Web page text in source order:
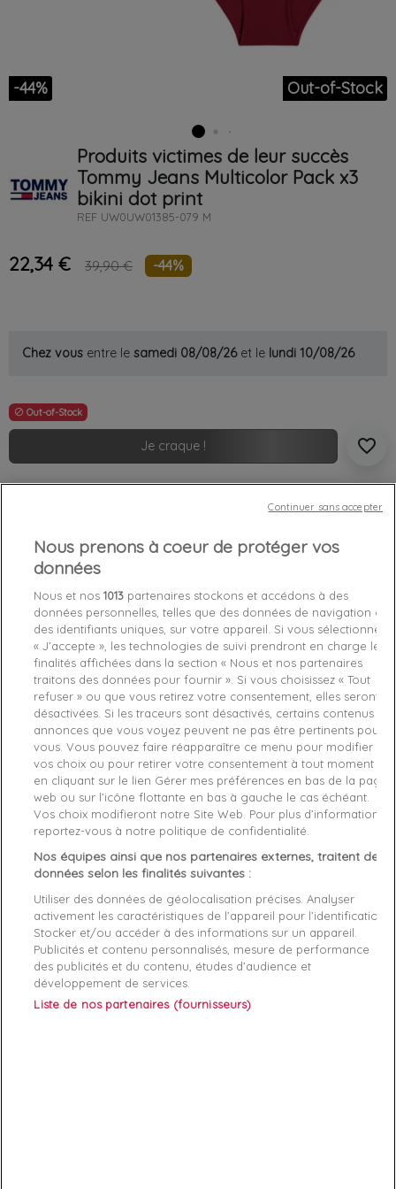
-44% Out-of-Stock
Produits victimes de leur succès
Tommy Jeans Multicolor Pack x3
bikini dot print
REF UW0UW01385-079 M
22,34 € 39,90 € -44%
Chez vous entre le samedi 08/08/26et le lundi 10/08/26
 Out-of-Stock
Je craque ! favorite_border
Caractéristiques produit
Détails du produit Fabriquant
Référence UW0UW01385-079 M
Fiche technique
Couleur Multicolor
Matière Coton
Genre Femme
Rayon Vetement
Démarque 44 %
Références spécifiques
EAN-13 8719859621916
Nous prenons à coeur de protéger vos
données
Nous et nos1013 partenaires stockons et accédons à des
données personnelles, telles que des données de navigation ou
des identifiants uniques, sur votre appareil. Si vous sélectionnez
« J’accepte », les technologies de suivi prendront en charge les
finalités affichées dans la section « Nous et nos partenaires
traitons des données pour fournir ». Si vous choisissez « Tout
refuser » ou que vous retirez votre consentement, elles seront
désactivées. Si les traceurs sont désactivés, certains contenus et
annonces que vous voyez peuvent ne pas être pertinents pour
vous. Vous pouvez faire réapparaître ce menu pour modifier
vos choix ou pour retirer votre consentement à tout moment
en cliquant sur le lien Gérer mes préférences en bas de la page
web ou sur l’icône flottante en bas à gauche le cas échéant.
Vos choix modifieront notre Site Web. Pour plus d’informations,
reportez-vous à notre politique de confidentialité.
Nos équipes ainsi que nos partenaires externes, traitent des
données selon les finalités suivantes :
Utiliser des données de géolocalisation précises. Analyser
activement les caractéristiques de l’appareil pour l’identification.
Stocker et/ou accéder à des informations sur un appareil.
Publicités et contenu personnalisés, mesure de performance
des publicités et du contenu, études d’audience et
développement de services.
Liste de nos partenaires (fournisseurs)
Continuer sans accepter